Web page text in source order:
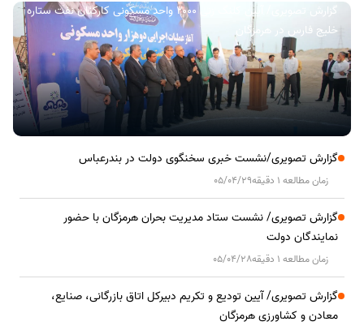
گزارش تصویری/ آیین کلنگ زنی ۲۰۰۰ واحد مسکونی کارکنان نفت ستاره
خلیج فارس در هرمزگان
گزارش تصویری/نشست خبری سخنگوی دولت در بندرعباس
زمان مطالعه 1 دقیقه 05/04/29
گزارش تصویری/ نشست ستاد مدیریت بحران هرمزگان با حضور
نمایندگان دولت
زمان مطالعه 1 دقیقه 05/04/28
گزارش تصویری/ آیین تودیع و تکریم دبیرکل اتاق بازرگانی، صنایع،
معادن و کشاورزی هرمزگان